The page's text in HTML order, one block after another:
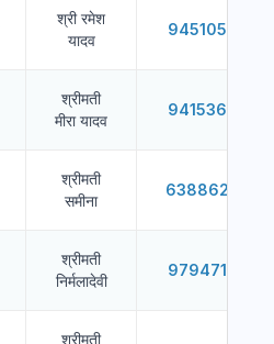
श्री रमेश
यादव
9451053453
श्रीमती
मीरा यादव
9415362628
श्रीमती
समीना
6388620872
श्रीमती
निर्मलादेवी
9794718975
श्रीमती